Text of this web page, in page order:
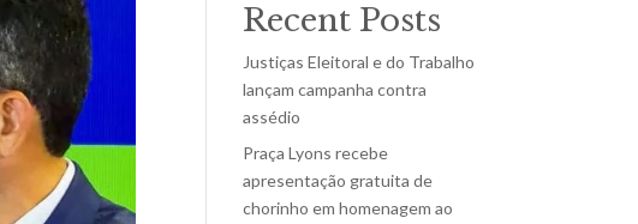
Recent Posts
Justiças Eleitoral e do Trabalho
lançam campanha contra
assédio
Praça Lyons recebe
apresentação gratuita de
chorinho em homenagem ao